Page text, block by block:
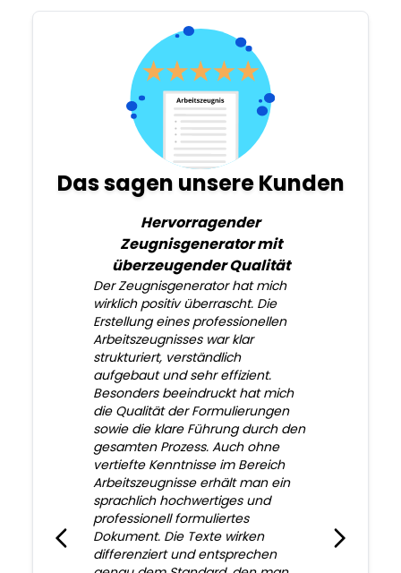
Das sagen unsere Kunden
Hervorragender
Zeugnisgenerator mit
überzeugender Qualität
Der Zeugnisgenerator hat mich
wirklich positiv überrascht. Die
Erstellung eines professionellen
Arbeitszeugnisses war klar
strukturiert, verständlich
aufgebaut und sehr effizient.
Besonders beeindruckt hat mich
die Qualität der Formulierungen
sowie die klare Führung durch den
gesamten Prozess. Auch ohne
vertiefte Kenntnisse im Bereich
Arbeitszeugnisse erhält man ein
sprachlich hochwertiges und
professionell formuliertes
Dokument. Die Texte wirken
differenziert und entsprechen